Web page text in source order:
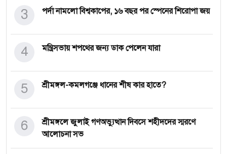
পর্দা নামলো বিশ্বকাপের, ১৬ বছর পর স্পেনের শিরোপা জয়
3
মন্ত্রিসভায় শপথের জন্য ডাক পেলেন যারা
4
শ্রীমঙ্গল-কমলগঞ্জে ধানের শীষ কার হাতে?
5
শ্রীমঙ্গলে জুলাই গণঅভ্যুত্থান দিবসে শহীদদের স্মরণে
আলোচনা সভ
6